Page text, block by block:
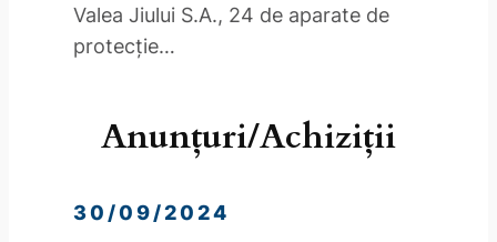
Valea Jiului S.A., 24 de aparate de
protecție…
Anunțuri/Achiziții
30/09/2024